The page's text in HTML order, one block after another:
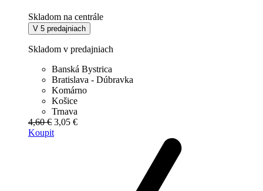
Skladom na centrále
V 5 predajniach
Skladom v predajniach
Banská Bystrica
Bratislava - Dúbravka
Komárno
Košice
Trnava
4,60 € 3,05 €
Koupit